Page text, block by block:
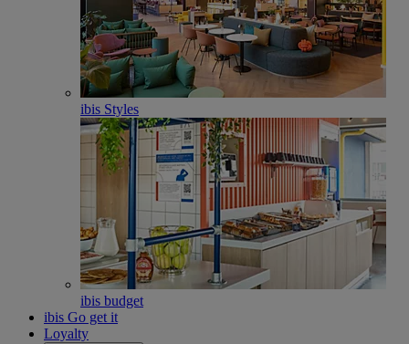
ibis Styles
ibis budget
ibis Go get it
Loyalty